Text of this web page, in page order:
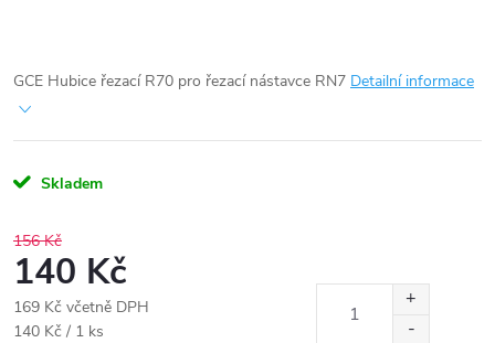
GCE Hubice řezací R70 pro řezací nástavce RN7 Detailní informace
Skladem
156 Kč
140 Kč
169 Kč včetně DPH
Měrná
140 Kč / 1 ks